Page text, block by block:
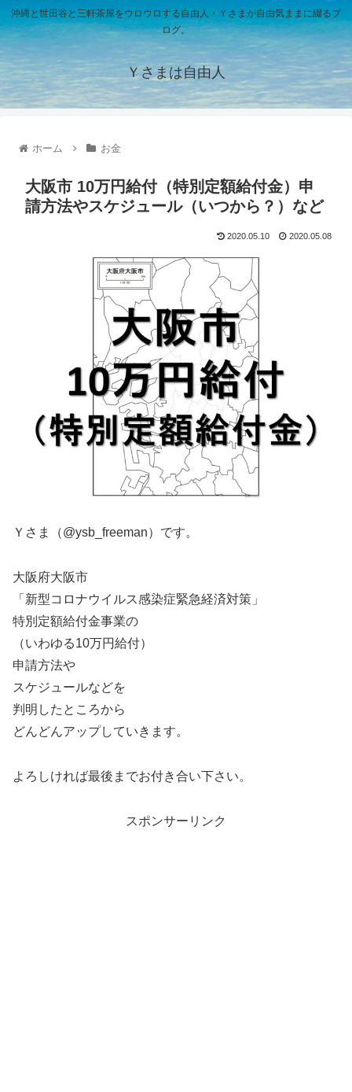
沖縄と世田谷と三軒茶屋をウロウロする自由人・Ｙさまが自由気ままに綴るブ
ログ。
Ｙさまは自由人
ホーム お金
大阪市 10万円給付（特別定額給付金）申
請方法やスケジュール（いつから？）など
2020.05.10 2020.05.08
Ｙさま（@ysb_freeman）です。
大阪府大阪市
「新型コロナウイルス感染症緊急経済対策」
特別定額給付金事業の
（いわゆる10万円給付）
申請方法や
スケジュールなどを
判明したところから
どんどんアップしていきます。
よろしければ最後までお付き合い下さい。
スポンサーリンク